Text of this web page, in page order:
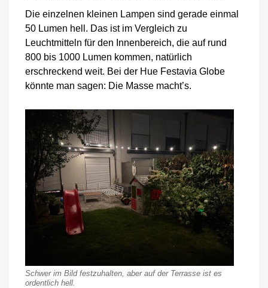
Die einzelnen kleinen Lampen sind gerade einmal
50 Lumen hell. Das ist im Vergleich zu
Leuchtmitteln für den Innenbereich, die auf rund
800 bis 1000 Lumen kommen, natürlich
erschreckend weit. Bei der Hue Festavia Globe
könnte man sagen: Die Masse macht’s.
Schwer im Bild festzuhalten, aber auf der Terrasse ist es
ordentlich hell.